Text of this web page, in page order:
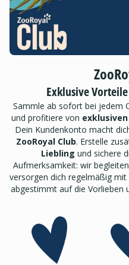
Exklusive
Sammle ab sofort bei jedem
und profitiere von
Dein Kundenkonto macht
ZooRoyal Club. Erstelle
Liebling und sichere
Aufmerksamkeit: wir
versorgen dich regelmäßig mit
abgestimmt auf die Vorlieben